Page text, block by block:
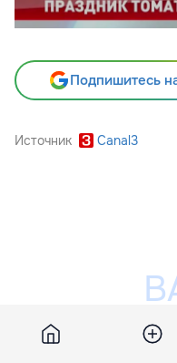
Подпишитесь
Источник Canal3